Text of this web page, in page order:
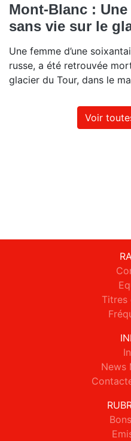
Mont-Blanc :
sans vie sur le
Une femme d’une
russe, a été retrouvée
glacier du Tour, dans le
Voir
Titres
News